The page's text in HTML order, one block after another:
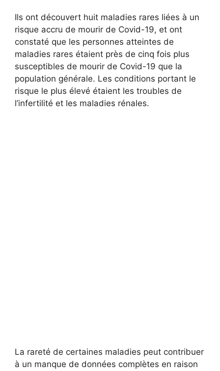
Ils ont découvert huit maladies rares liées à un
risque accru de mourir de Covid-19, et ont
constaté que les personnes atteintes de
maladies rares étaient près de cinq fois plus
susceptibles de mourir de Covid-19 que la
population générale. Les conditions portant le
risque le plus élevé étaient les troubles de
l’infertilité et les maladies rénales.
La rareté de certaines maladies peut contribuer
à un manque de données complètes en raison